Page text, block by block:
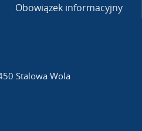
Obowiązek informacyjny
Stalowa Wola